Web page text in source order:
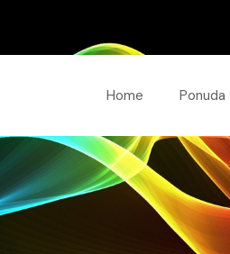
Home Ponuda